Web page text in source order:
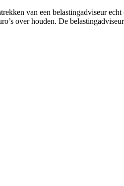
van een belastingadviseur
over houden. De